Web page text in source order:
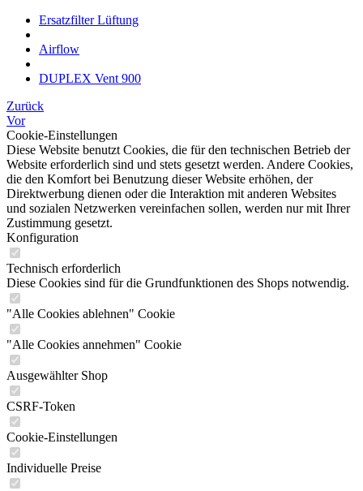
Ersatzfilter Lüftung
Airflow
DUPLEX Vent 900
Zurück
Vor
Cookie-Einstellungen
Diese Website benutzt Cookies, die für den technischen Betrieb der
Website erforderlich sind und stets gesetzt werden. Andere Cookies,
die den Komfort bei Benutzung dieser Website erhöhen, der
Direktwerbung dienen oder die Interaktion mit anderen Websites
und sozialen Netzwerken vereinfachen sollen, werden nur mit Ihrer
Zustimmung gesetzt.
Konfiguration
Technisch erforderlich
Diese Cookies sind für die Grundfunktionen des Shops notwendig.
"Alle Cookies ablehnen" Cookie
"Alle Cookies annehmen" Cookie
Ausgewählter Shop
CSRF-Token
Cookie-Einstellungen
Individuelle Preise